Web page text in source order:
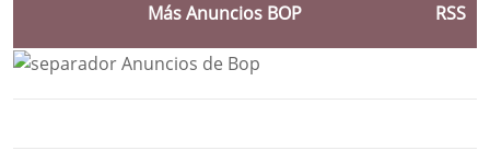
Más Anuncios BOP RSS